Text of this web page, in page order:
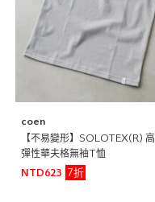
coen
【不易變形】SOLOTEX(R) 高
彈性華夫格無袖T恤
NTD623
7折